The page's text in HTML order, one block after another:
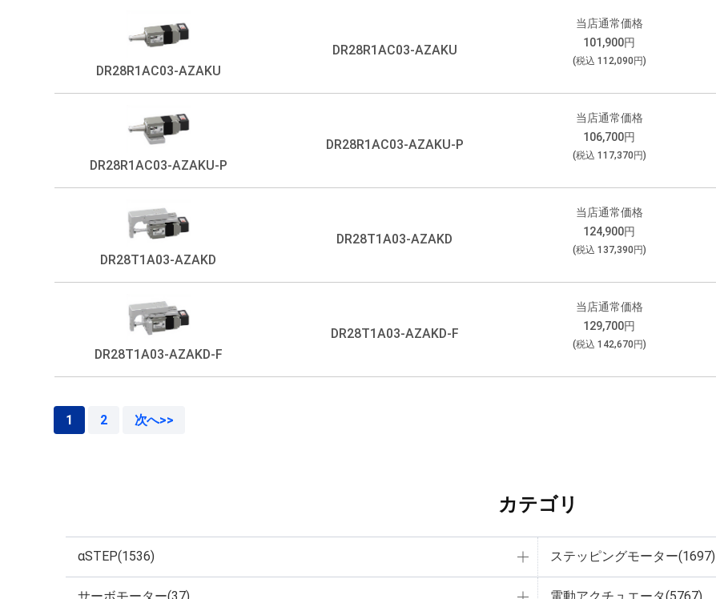
DR28R1AC03-AZAKU
DR28R1AC03-AZAKU
当店通常価格
101,900円
(税込 112,090 円)
DR28R1AC03-AZAKU-P
DR28R1AC03-AZAKU-P
当店通常価格
106,700円
(税込 117,370 円)
DR28T1A03-AZAKD
DR28T1A03-AZAKD
当店通常価格
124,900円
(税込 137,390 円)
DR28T1A03-AZAKD-F
DR28T1A03-AZAKD-F
当店通常価格
129,700円
(税込 142,670 円)
1 2 次へ>>
カテゴリ
αSTEP(1536) ステッピングモーター(1697)